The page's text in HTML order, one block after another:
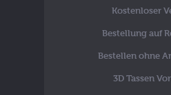
Kostenloser
Bestellung auf
Bestellen ohne
3D Tassen